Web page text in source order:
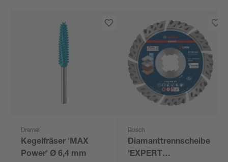
Dremel
Kegelfräser 'MAX
Power' Ø 6,4 mm
Bosch
Diamanttrennscheibe
'EXPERT